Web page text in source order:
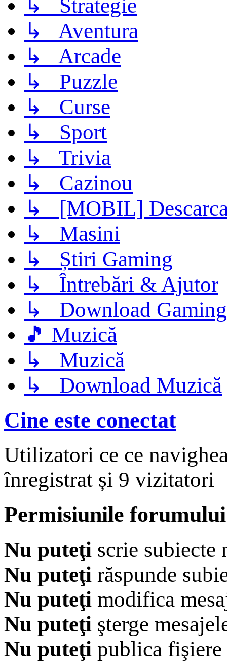
↳ Strategie
↳ Aventura
↳ Arcade
↳ Puzzle
↳ Curse
↳ Sport
↳ Trivia
↳ Cazinou
↳ [MOBIL]
↳ Masini
↳ Știri Gaming
↳ Întrebări & Ajutor
↳ Download Gaming
🎵 Muzică
↳ Muzică
↳ Download Muzică
Cine este conectat
Utilizatori ce ce
înregistrat și 9 vizitatori
Permisiunile forumului
Nu puteţi scrie subiecte
Nu puteţi răspunde
Nu puteţi modifica
Nu puteţi şterge
Nu puteţi publica fişiere